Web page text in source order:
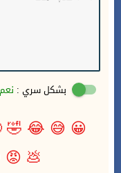
بشكل سري : نعم
😀
😅
😂
🤣
💩
😡